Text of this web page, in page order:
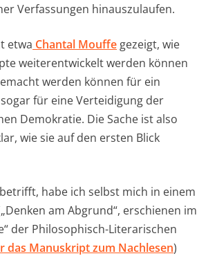
Verfassungen hinauszulaufen.
etwa Chantal Mouffe gezeigt, wie
weiterentwickelt werden können
werden können für ein
für eine Verteidigung der
Demokratie. Die Sache ist also
wie sie auf den ersten Blick
habe ich selbst mich in einem
am Abgrund“, erschienen im
der Philosophisch-Literarischen
das Manuskript zum Nachlesen)